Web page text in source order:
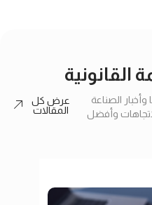
القانونية
الصناعة
وأفضل
عرض كل
المقالات